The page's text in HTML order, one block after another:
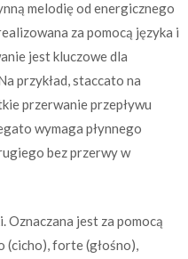
melodię od energicznego
za pomocą języka i
jest kluczowe dla
przykład, staccato na
przerwanie przepływu
wymaga płynnego
bez przerwy w
Oznaczana jest za pomocą
(cicho), forte (głośno),